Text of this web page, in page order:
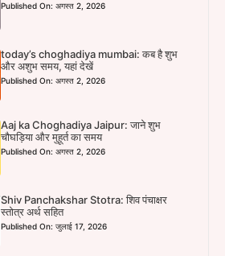
Published On: अगस्त 2, 2026
today’s choghadiya mumbai: कब है शुभ
और अशुभ समय, यहां देखें
Published On: अगस्त 2, 2026
Aaj ka Choghadiya Jaipur: जाने शुभ
चौघड़िया और मुहूर्त का समय
Published On: अगस्त 2, 2026
Shiv Panchakshar Stotra: शिव पंचाक्षर
स्तोत्र अर्थ सहित
Published On: जुलाई 17, 2026